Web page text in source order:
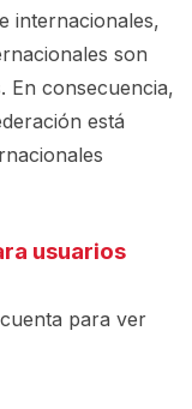
internacionales,
son
En consecuencia,
está
usuarios
cuenta para ver